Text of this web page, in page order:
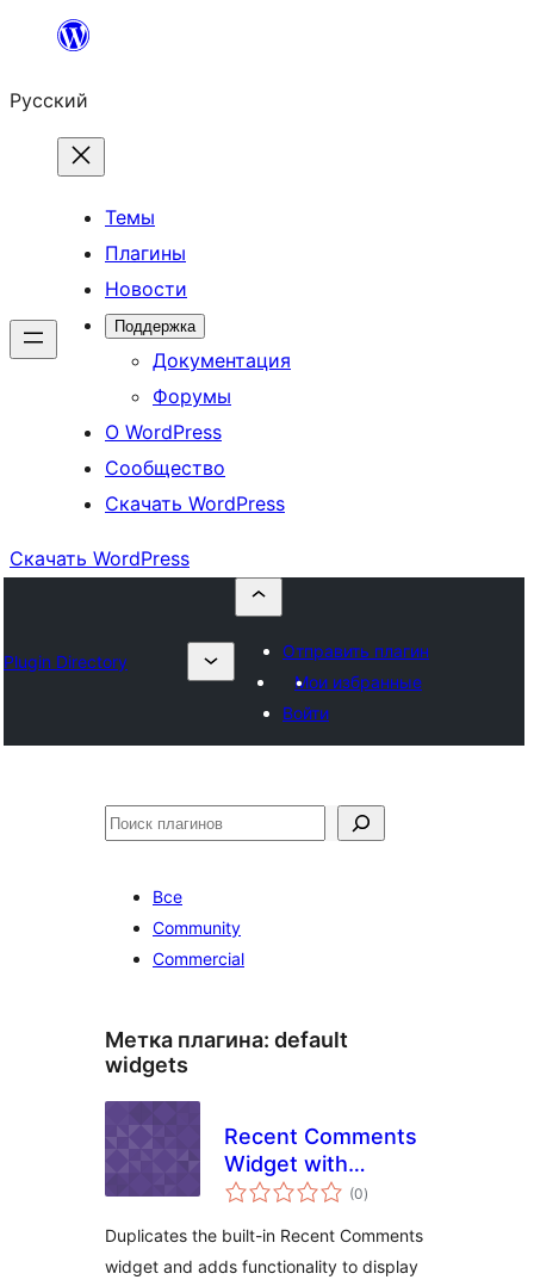
Перейти
содержимому
Русский
Темы
Плагины
Новости
Поддержка
Документация
Форумы
О WordPress
Сообщество
Скачать WordPress
Скачать WordPress
Plugin Directory
Отправить плагин
Мои избранные
Войти
Поиск
Все
Community
Commercial
Метка плагина: default
widgets
Recent Comments
Widget with
Excerpts
(0общий
рейтинг
)
Duplicates the built-in Recent Comments
widget and adds functionality to display